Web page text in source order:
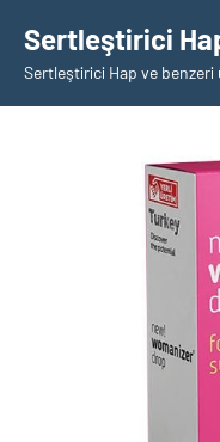
geçSertleştirici
Sertleştirici Hap ve